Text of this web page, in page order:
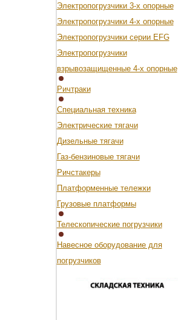
Электропогрузчики 3-х опорные
Электропогрузчики 4-х опорные
Электропогрузчики серии EFG
Электропогрузчики
взрывозащищенные 4-х опорные
Ричтраки
Специальная техника
Электрические тягачи
Дизельные тягачи
Газ-бензиновые тягачи
Ричстакеры
Платформенные тележки
Грузовые платформы
Телескопические погрузчики
Навесное оборудование для
погрузчиков